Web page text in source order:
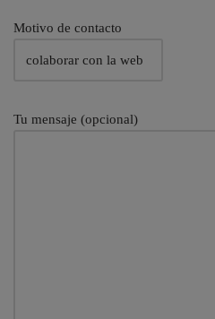
Motivo de contacto
Tu mensaje (opcional)